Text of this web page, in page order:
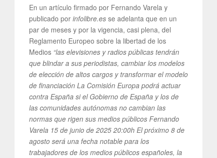
En un artículo firmado por Fernando Varela y
publicado por infolibre.es se adelanta que en un
par de meses y por la vigencia, casi plena, del
Reglamento Europeo sobre la libertad de los
Medios “las elevisiones y radios públicas tendrán
que blindar a sus periodistas, cambiar los modelos
de elección de altos cargos y transformar el modelo
de financiación La Comisión Europa podrá actuar
contra España si el Gobierno de España y los de
las comunidades autónomas no cambian las
normas que rigen sus medios públicos Fernando
Varela 15 de junio de 2025 20:00h El próximo 8 de
agosto será una fecha notable para los
trabajadores de los medios públicos españoles, la